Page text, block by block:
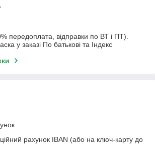
передоплата, відправки по ВТ і ПТ).
у заказі По батькові та Індекс
рахунок IBAN (або на ключ-карту до